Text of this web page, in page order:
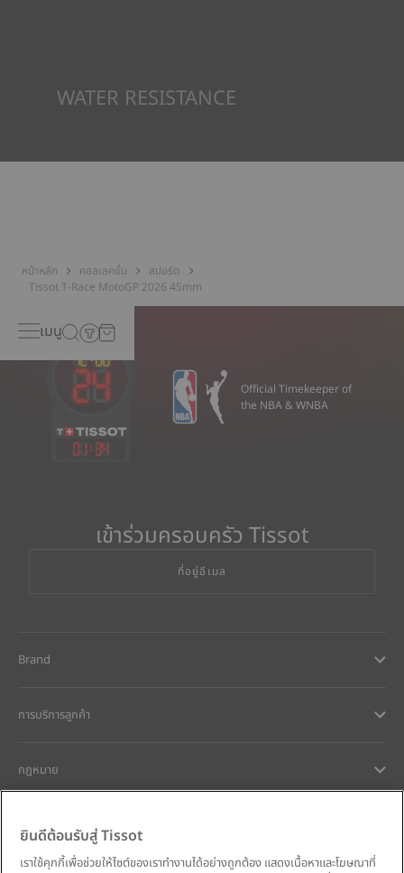
WATER RESISTANCE
หน้าหลัก คอลเลคชั่น
สปอร์ต
Tissot T-Race MotoGP 2026 45mm
เมนู
01: 34
Official Timekeeper of
the NBA & WNBA
เข้าร่วมครอบครัว Tissot
ที่อยู่อีเมล
Brand
การบริการลูกค้า
กฎหมาย
การช่วยเหลือและติดต่อ
ยินดีต้อนรับสู่ Tissot
เราใช้คุกกี้เพื่อช่วยให้ไซต์ของเราทำงานได้อย่างถูกต้อง แสดงเนื้อหาและโฆษณาที่